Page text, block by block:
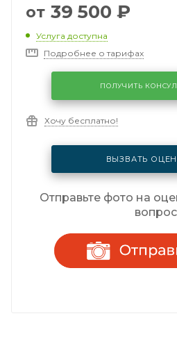
от 39 500 ₽
Услуга доступна
Подробнее о тарифах
ПОЛУЧИТЬ
Хочу бесплатно!
ВЫЗВАТЬ
Отправьте фото на
вопрос